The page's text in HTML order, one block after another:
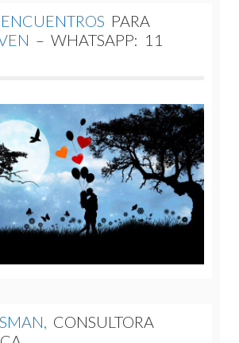
ENCUENTROS PARA
– WHATSAPP: 11
CONSULTORA